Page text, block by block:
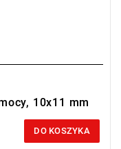
10x11 mm
DO KOSZYKA